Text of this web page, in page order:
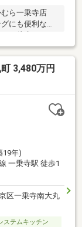
ら一乗寺店
にも便利なイ
駅前店（約５
寺店（約１０
無理なく通え
京都一乗寺郵
3,480万円
19年)
一乗寺駅 徒歩1
区一乗寺南大丸
ステムキッチン